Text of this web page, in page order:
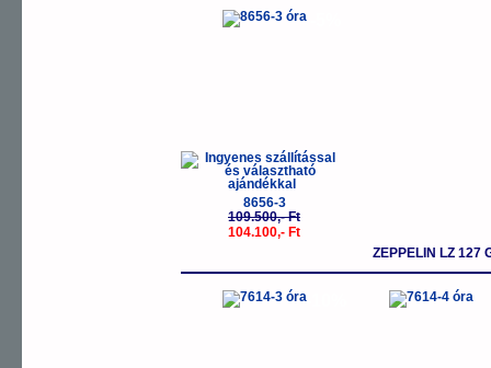
8656-3
109.500,- Ft
104.100,- Ft
ZEPPELIN LZ 127
-10%